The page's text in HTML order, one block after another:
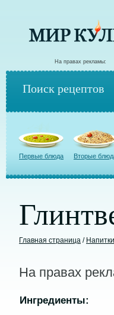
На правах рекламы:
Поиск рецептов
Первые блюда Вторые
Главная страница / Напитки
На правах
Ингредиенты: